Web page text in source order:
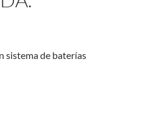
sistema de baterías